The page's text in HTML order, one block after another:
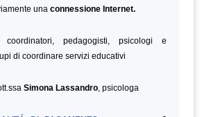
una connessione Internet.
coordinatori, pedagogisti, psicologi e
di coordinare servizi educativi
Simona Lassandro, psicologa